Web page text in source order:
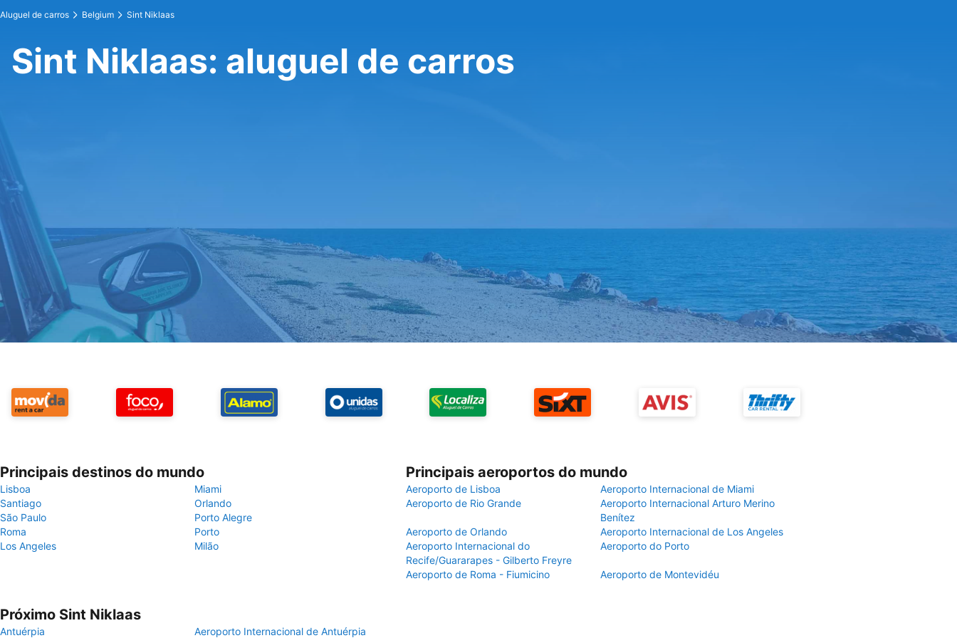
Aluguel de carros Belgium Sint Niklaas
Sint Niklaas: aluguel de carros
Principais destinos do mundo
Lisboa
Miami
Santiago
Orlando
São Paulo
Porto Alegre
Roma
Porto
Los Angeles
Milão
Principais aeroportos do mundo
Aeroporto de Lisboa
Aeroporto Internacional de Miami
Aeroporto de Rio Grande
Aeroporto Internacional Arturo Merino
Benítez
Aeroporto de Orlando
Aeroporto Internacional de Los Angeles
Aeroporto Internacional do
Recife/Guararapes - Gilberto Freyre
Aeroporto do Porto
Aeroporto de Roma - Fiumicino Aeroporto de Montevidéu
Próximo Sint Niklaas
Antuérpia Aeroporto Internacional de Antuérpia